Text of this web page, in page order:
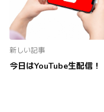
新しい記事
今日はYouTube生配信！